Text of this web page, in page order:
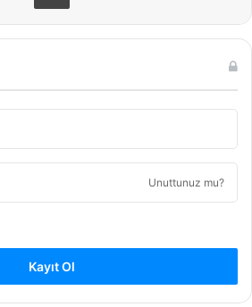
Unuttunuz mu?
Kayıt Ol